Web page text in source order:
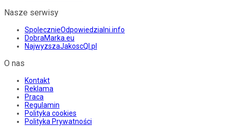
Nasze serwisy
SpolecznieOdpowiedzialni.info
DobraMarka.eu
NajwyzszaJakoscQI.pl
O nas
Kontakt
Reklama
Praca
Regulamin
Polityka cookies
Polityka Prywatności